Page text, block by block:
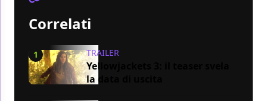
Correlati
1 TRAILER
Yellowjackets 3: il teaser svela
la data di uscita